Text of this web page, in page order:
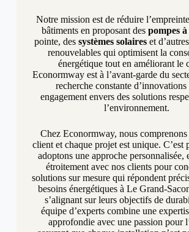
Notre mission est de réduire
bâtiments en proposant des pompes
pointe, des systèmes solaireset
renouvelables qui optimisent la
énergétique tout en améliorant le
Econormway est à l’avant-garde du
recherche constante d’innovations
engagement envers des solutions
l’environnement.
Chez Econormway, nous comprenons
client et chaque projet est unique. C’est
adoptons une approche personnalisée,
étroitement avec nos clients pour
solutions sur mesure qui répondent
besoins énergétiques à Le Grand-
s’alignant sur leurs objectifs de
équipe d’experts combine une
approfondie avec une passion pour